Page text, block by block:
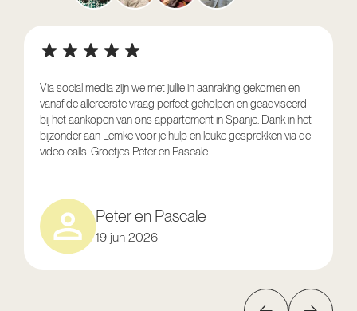
Via social media zijn we met jullie in aanraking gekomen en
vanaf de allereerste vraag perfect geholpen en geadviseerd
bij het aankopen van ons appartement in Spanje. Dank in het
bijzonder aan Lemke voor je hulp en leuke gesprekken via de
video calls. Groetjes Peter en Pascale.
Peter en Pascale
19 jun 2026